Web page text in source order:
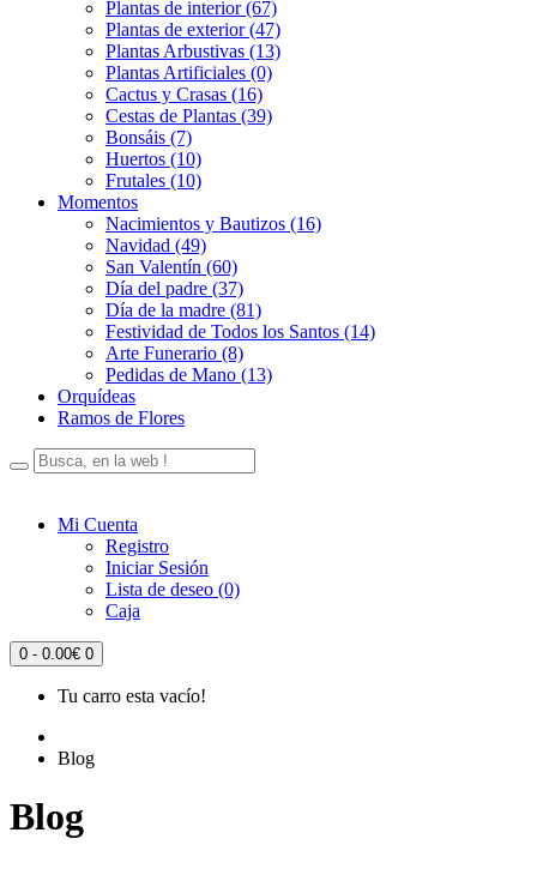
Plantas de interior (67)
Plantas de exterior (47)
Plantas Arbustivas (13)
Plantas Artificiales (0)
Cactus y Crasas (16)
Cestas de Plantas (39)
Bonsáis (7)
Huertos (10)
Frutales (10)
Momentos
Nacimientos y Bautizos (16)
Navidad (49)
San Valentín (60)
Día del padre (37)
Día de la madre (81)
Festividad de Todos los Santos (14)
Arte Funerario (8)
Pedidas de Mano (13)
Orquídeas
Ramos de Flores
Mi Cuenta
Registro
Iniciar Sesión
Lista de deseo (0)
Caja
0 - 0.00€ 0
Tu carro esta vacío!
Blog
Blog